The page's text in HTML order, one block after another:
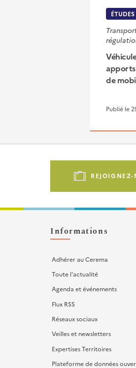
apports
de
Publié le
Pied
Liens
d'actions
REJOIGNEZ-
Informations
Adhérer au Cerema
Toute l'actualité
Agenda et événements
Flux RSS
Réseaux sociaux
Veilles et newsletters
Expertises Territoires
Plateforme de données